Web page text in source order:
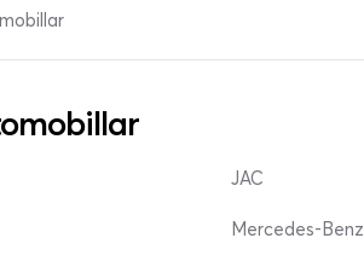
JAC
Mercedes-Benz